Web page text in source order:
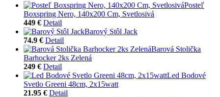
Posteľ
Boxspring Nero, 140x200 Cm, Svetlosivá
449 € Detail
Barový Stôl Jack
74.9 € Detail
Barová Stolička
Barhocker 2ks Zelená
249 € Detail
Led Bodové
Svetlo Greeni 48cm, 2x15watt
21.95 € Detail